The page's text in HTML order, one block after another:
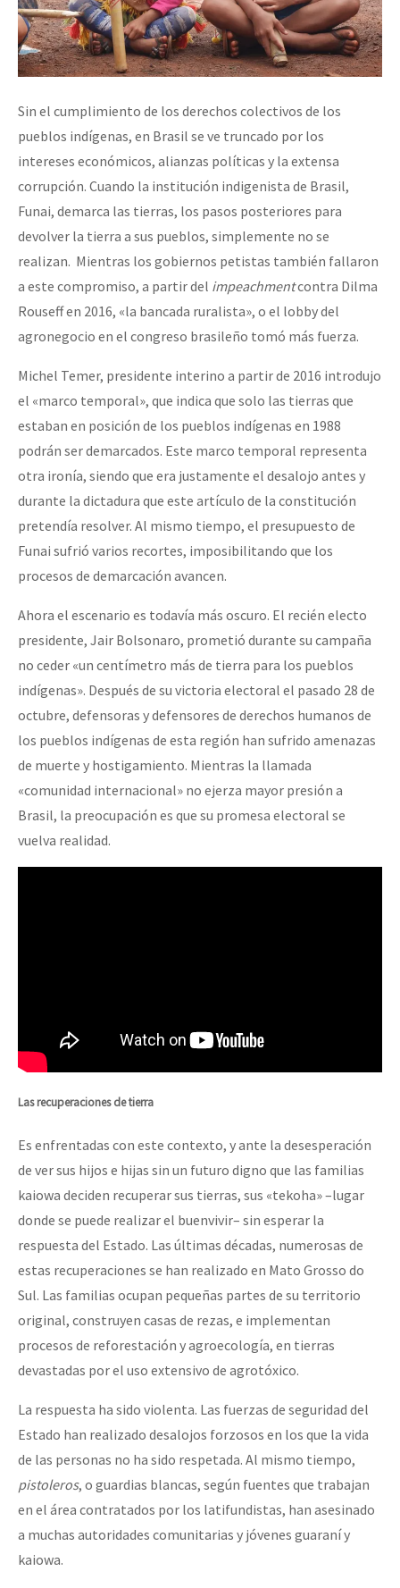
Sin el cumplimiento de los derechos colectivos de los
pueblos indígenas, en Brasil se ve truncado por los
intereses económicos, alianzas políticas y la extensa
corrupción. Cuando la institución indigenista de Brasil,
Funai, demarca las tierras, los pasos posteriores para
devolver la tierra a sus pueblos, simplemente no se
realizan. Mientras los gobiernos petistas también fallaron
a este compromiso, a partir del impeachmentcontra Dilma
Rouseff en 2016, «la bancada ruralista», o el lobby del
agronegocio en el congreso brasileño tomó más fuerza.
Michel Temer, presidente interino a partir de 2016 introdujo
el «marco temporal», que indica que solo las tierras que
estaban en posición de los pueblos indígenas en 1988
podrán ser demarcados. Este marco temporal representa
otra ironía, siendo que era justamente el desalojo antes y
durante la dictadura que este artículo de la constitución
pretendía resolver. Al mismo tiempo, el presupuesto de
Funai sufrió varios recortes, imposibilitando que los
procesos de demarcación avancen.
Ahora el escenario es todavía más oscuro. El recién electo
presidente, Jair Bolsonaro, prometió durante su campaña
no ceder «un centímetro más de tierra para los pueblos
indígenas». Después de su victoria electoral el pasado 28 de
octubre, defensoras y defensores de derechos humanos de
los pueblos indígenas de esta región han sufrido amenazas
de muerte y hostigamiento. Mientras la llamada
«comunidad internacional» no ejerza mayor presión a
Brasil, la preocupación es que su promesa electoral se
vuelva realidad.
Las recuperaciones de tierra
Es enfrentadas con este contexto, y ante la desesperación
de ver sus hijos e hijas sin un futuro digno que las familias
kaiowa deciden recuperar sus tierras, sus «tekoha» –lugar
donde se puede realizar el buenvivir– sin esperar la
respuesta del Estado. Las últimas décadas, numerosas de
estas recuperaciones se han realizado en Mato Grosso do
Sul. Las familias ocupan pequeñas partes de su territorio
original, construyen casas de rezas, e implementan
procesos de reforestación y agroecología, en tierras
devastadas por el uso extensivo de agrotóxico.
La respuesta ha sido violenta. Las fuerzas de seguridad del
Estado han realizado desalojos forzosos en los que la vida
de las personas no ha sido respetada. Al mismo tiempo,
pistoleros, o guardias blancas, según fuentes que trabajan
en el área contratados por los latifundistas, han asesinado
a muchas autoridades comunitarias y jóvenes guaraní y
kaiowa.